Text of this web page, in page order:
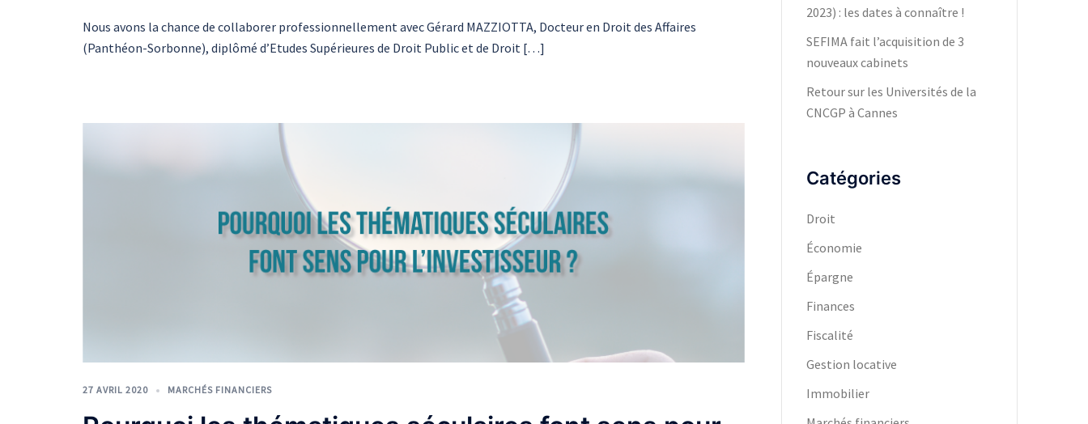
Nous avons la chance de collaborer professionnellement avec Gérard MAZZIOTTA, Docteur en Droit des Affaires
(Panthéon-Sorbonne), diplômé d’Etudes Supérieures de Droit Public et de Droit […]
27 AVRIL 2020 MARCHÉS FINANCIERS
2023) : les dates à connaître !
SEFIMA fait l’acquisition de 3
nouveaux cabinets
Retour sur les Universités de la
CNCGP à Cannes
Catégories
Droit
Économie
Épargne
Finances
Fiscalité
Gestion locative
Immobilier